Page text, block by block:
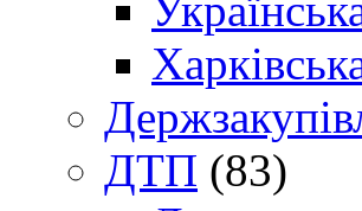
ДТП (83)